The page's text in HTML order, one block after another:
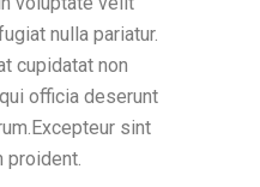
nulla pariatur.
cupidatat non
officia deserunt
sint
proident.